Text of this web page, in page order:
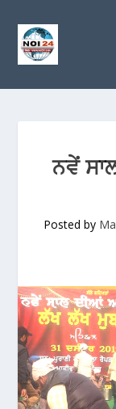
ਨਵੇਂ
Posted by